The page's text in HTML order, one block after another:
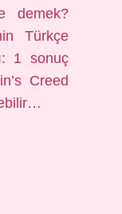
demek?
Türkçe
1 sonuç
Creed